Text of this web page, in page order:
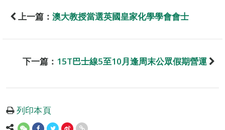
上一篇： 澳大教授當選英國皇家化學學會會士
下一篇： 15T巴士線5至10月逢周末公眾假期營運
列印本頁